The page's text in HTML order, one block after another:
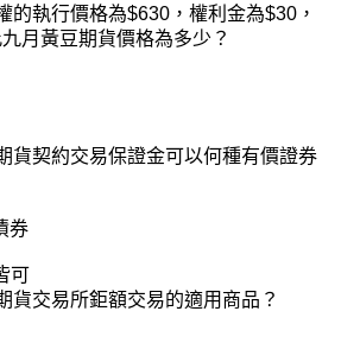
的執行價格為$630 ，權利金為$30 ，
九月黃豆期貨價格為多少？
貨契約交易保證金可以何種有價證券
券
可
貨交易所鉅額交易的適用商品？